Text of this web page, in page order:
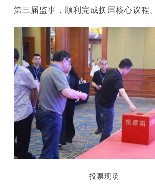
第三届监事，顺利完成换届核心议程。
投票现场